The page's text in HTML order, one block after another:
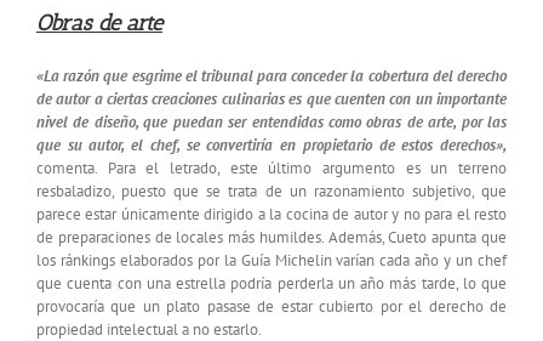
Obras de arte
«La razón que esgrime el tribunal para conceder la cobertura del derecho
de autor a ciertas creaciones culinarias es que cuenten con un importante
nivel de diseño, que puedan ser entendidas como obras de arte, por las
que su autor, el chef, se convertiría en propietario de estos derechos»,
comenta. Para el letrado, este último argumento es un terreno
resbaladizo, puesto que se trata de un razonamiento subjetivo, que
parece estar únicamente dirigido a la cocina de autor y no para el resto
de preparaciones de locales más humildes. Además, Cueto apunta que
los ránkings elaborados por la Guía Michelin varían cada año y un chef
que cuenta con una estrella podría perderla un año más tarde, lo que
provocaría que un plato pasase de estar cubierto por el derecho de
propiedad intelectual a no estarlo.